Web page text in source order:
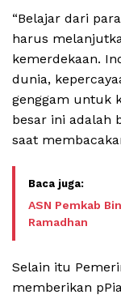
“Belajar dari
harus
kemerdekaan.
dunia,
genggam untuk
besar ini adalah
saat
ASN Pemkab
Ramadhan
Selain itu
memberikan